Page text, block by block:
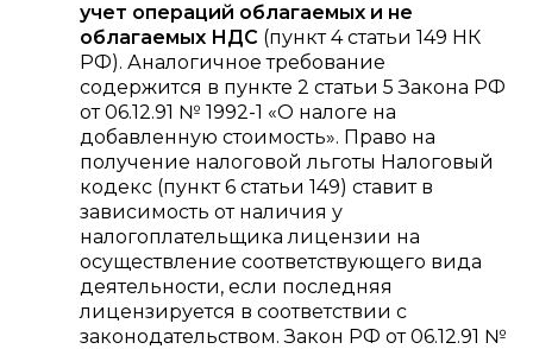
учет операций облагаемых и не
облагаемых НДС (пункт 4 статьи 149 НК
РФ). Аналогичное требование
содержится в пункте 2 статьи 5 Закона РФ
от 06.12.91 № 1992-1 «О налоге на
добавленную стоимость». Право на
получение налоговой льготы Налоговый
кодекс (пункт 6 статьи 149) ставит в
зависимость от наличия у
налогоплательщика лицензии на
осуществление соответствующего вида
деятельности, если последняя
лицензируется в соответствии с
законодательством. Закон РФ от 06.12.91 №